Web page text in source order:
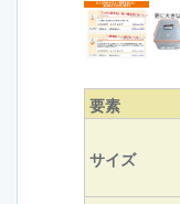
要素
サイズ